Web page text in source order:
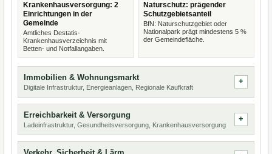
Krankenhausversorgung: 2
Einrichtungen in der
Gemeinde
Amtliches Destatis-
Krankenhausverzeichnis mit
Betten- und Notfallangaben.
Naturschutz: prägender
Schutzgebietsanteil
BfN: Naturschutzgebiet oder
Nationalpark prägt mindestens 5 %
der Gemeindefläche.
Immobilien & Wohnungsmarkt
Digitale Infrastruktur, Energieanlagen, Regionale Kaufkraft
Erreichbarkeit & Versorgung
Ladeinfrastruktur, Gesundheitsversorgung, Krankenhausversorgung